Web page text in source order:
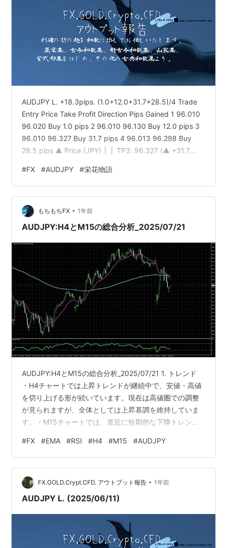
AUDJPY L. +18.3pips. (1.0+12.0+31.7+28.5)/4 Trade
Entry Price Take Profit Direction Pips Gained 1 96.010
96.020 Buy 1.0 pips 2 96.010 96.130 Buy 12.0 pips 3
96.010 96.327 Buy 31.7 pips 4 96.013 96.298 Buy
28.5 pips ▲ Price (JPY) │ │ TP3: 96.327 (▲ +31.7
#FX #AUDJPY #栄花物語
もちもちFX • 1年前
AUDJPY:H4とM15の総合分析_2025/07/21
AUDJPY:H4とM15の総合分析_2025/07/21 1. トレンド
・H4チャートでは上昇トレンドが継続中で、安値・高値
を切り上げる形が続いています。現在は高値圏での調整
が見られますが、全体としては上昇基調を維持していま
す。・M15チャートでは、直近に短期的な下降トレンド
クロスし、価格は下方向に勢いを見せています。 2.
EMA20とEMA200の位置関係 ・H4では、EMA20（紫）
がEMA200（水色）の上に位置しており、上昇トレンド
継続の強気パターンです。・一方でM15では、EMA20が
EMA200を下抜けるデッドクロスが…
#FX #EMA #RSI #H4 #M15 #AUDJPY
FX.GOLD.Crypt.CFD. アウトプット報告 • 1年前
AUDJPY L. (2025/06/11)